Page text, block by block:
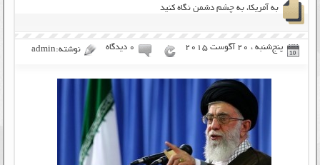
به آمريکا، به چشم دشمن نگاه کنيد
پنج‌شنبه ، 20 آگوست 2015 ۰ دیدگاه نوشته:admin